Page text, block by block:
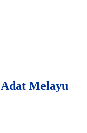
Melayu